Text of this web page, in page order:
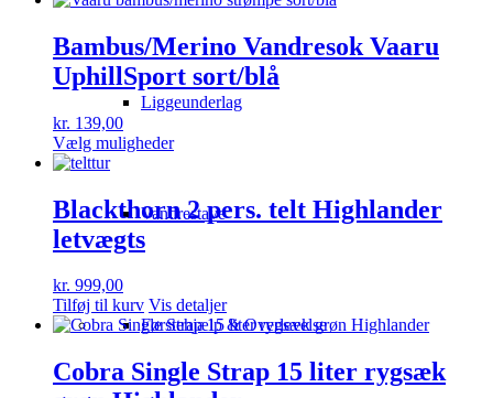
Liggeunderlag
Vandrestave
Førstehjælp & Overlevelse
Bambus/Merino Vandresok Vaaru
UphillSport sort/blå
kr. 139,00
Vælg mulighederDette
flere
varianter.
på
varesiden
Blackthorn 2 pers. telt Highlander
letvægts
kr. 999,00
Tilføj til kurv Vis detaljer
Cobra Single Strap 15 liter rygsæk